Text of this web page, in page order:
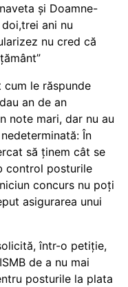
și Doamne-
ani nu
nu cred că
cum le răspunde
an de an
note mari, dar nu au
În
să ținem cât se
control posturile
concurs nu poți
asigurarea unui
într-o petiție,
de a nu mai
posturile la plata